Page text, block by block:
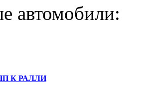
автомобили:
К РАЛЛИ